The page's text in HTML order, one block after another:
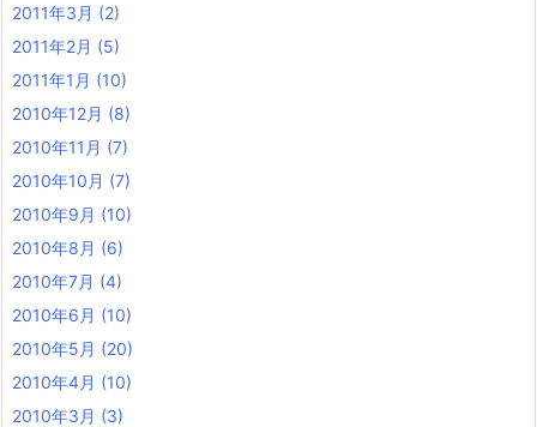
2011年3月 (2)
2011年2月 (5)
2011年1月 (10)
2010年12月 (8)
2010年11月 (7)
2010年10月 (7)
2010年9月 (10)
2010年8月 (6)
2010年7月 (4)
2010年6月 (10)
2010年5月 (20)
2010年4月 (10)
2010年3月 (3)